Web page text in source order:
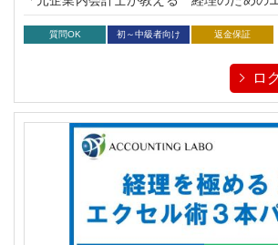
活用戦略がわかる本（税務研究会出版局）
みの実務家会計士梅澤真由美が「現場」で
エクセル基本操作と活用方法として、経理
質問OK 初～中級者向け 返金保証
ロ